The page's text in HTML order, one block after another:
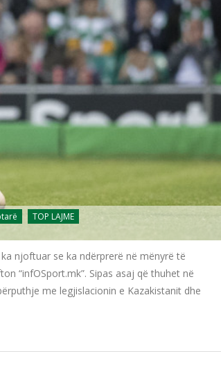
TOP LAJME
njoftuar se ka ndërprerë në mënyrë të
“infOSport.mk”. Sipas asaj që thuhet në
me legjislacionin e Kazakistanit dhe